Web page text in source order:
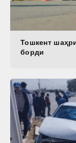
Тошкент
борди